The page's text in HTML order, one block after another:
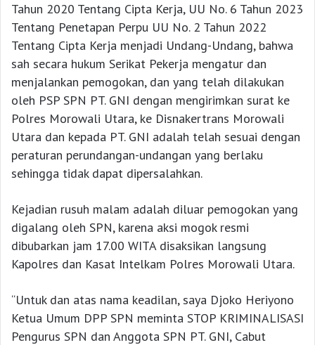
Tahun 2020 Tentang Cipta Kerja, UU No. 6 Tahun 2023
Tentang Penetapan Perpu UU No. 2 Tahun 2022
Tentang Cipta Kerja menjadi Undang-Undang, bahwa
sah secara hukum Serikat Pekerja mengatur dan
menjalankan pemogokan, dan yang telah dilakukan
oleh PSP SPN PT. GNI dengan mengirimkan surat ke
Polres Morowali Utara, ke Disnakertrans Morowali
Utara dan kepada PT. GNI adalah telah sesuai dengan
peraturan perundangan-undangan yang berlaku
sehingga tidak dapat dipersalahkan.
Kejadian rusuh malam adalah diluar pemogokan yang
digalang oleh SPN, karena aksi mogok resmi
dibubarkan jam 17.00 WITA disaksikan langsung
Kapolres dan Kasat Intelkam Polres Morowali Utara.
“Untuk dan atas nama keadilan, saya Djoko Heriyono
Ketua Umum DPP SPN meminta STOP KRIMINALISASI
Pengurus SPN dan Anggota SPN PT. GNI, Cabut